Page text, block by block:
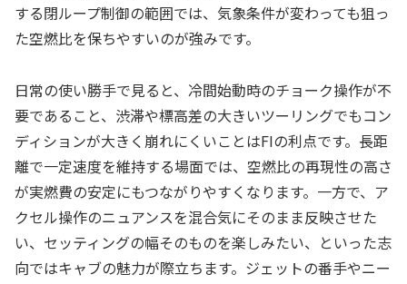
する閉ループ制御の範囲では、気象条件が変わっても狙っ
た空燃比を保ちやすいのが強みです。
日常の使い勝手で見ると、冷間始動時のチョーク操作が不
要であること、渋滞や標高差の大きいツーリングでもコン
ディションが大きく崩れにくいことはFIの利点です。長距
離で一定速度を維持する場面では、空燃比の再現性の高さ
が実燃費の安定にもつながりやすくなります。一方で、ア
クセル操作のニュアンスを混合気にそのまま反映させた
い、セッティングの幅そのものを楽しみたい、といった志
向ではキャブの魅力が際立ちます。ジェットの番手やニー